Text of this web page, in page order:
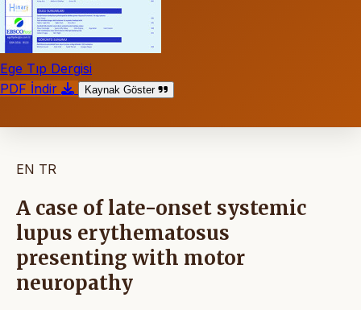
Ege Tıp Dergisi
PDF İndir
Kaynak Göster
EN TR
A case of late-onset systemic
lupus erythematosus
presenting with motor
neuropathy